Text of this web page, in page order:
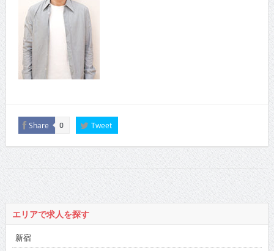
Share 0 Tweet
エリアで求人を探す
新宿